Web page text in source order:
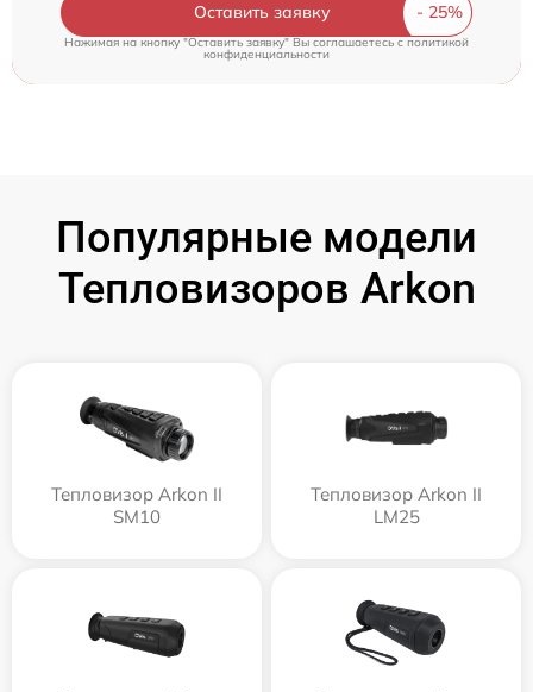
Оставить заявку
Нажимая на кнопку "Оставить заявку" Вы соглашаетесь c политикой
конфиденциальности
Популярные модели
Тепловизоров Arkon
Тепловизор Arkon II
SM10
Тепловизор Arkon II
LM25